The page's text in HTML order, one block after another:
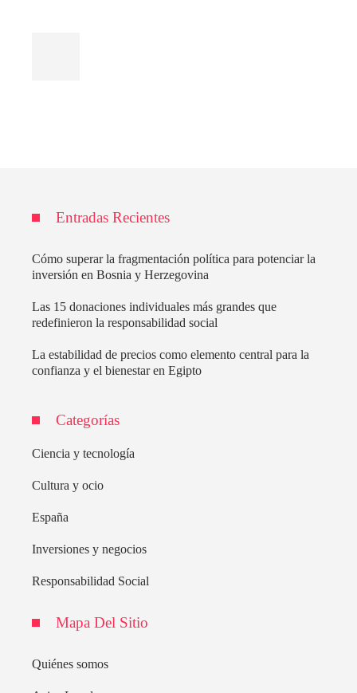
Entradas Recientes
Cómo superar la fragmentación política para potenciar la
inversión en Bosnia y Herzegovina
Las 15 donaciones individuales más grandes que
redefinieron la responsabilidad social
La estabilidad de precios como elemento central para la
confianza y el bienestar en Egipto
Categorías
Ciencia y tecnología
Cultura y ocio
España
Inversiones y negocios
Responsabilidad Social
Mapa Del Sitio
Quiénes somos